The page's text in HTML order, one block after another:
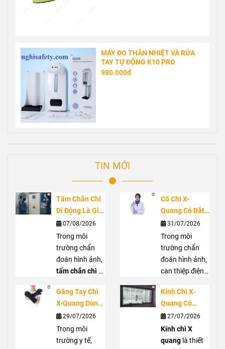
MÁY ĐO THÂN NHIỆT VÀ RỬA
TAY TỰ ĐỘNG K10 PRO
980.000đ
TIN MỚI
Tấm Chắn Chì
Di Động Là Gì?
Ứng Dụng
Trong Phòng
Chụp X-Quang
07/08/2026
Trong môi
trường chẩn
đoán hình ảnh,
tấm chắn chì di
pháp hỗ trợ che
chắn bức xạ
hiệu quả, góp
phần giảm
nguy cơ phơi
Cổ Chì X-
Quang Có Bắt
Buộc Không?
Vai Trò Bảo Vệ
Tuyến Giáp
Trước Bức Xạ
31/07/2026
Trong môi
trường chẩn
đoán hình ảnh,
can thiệp điện
phẫu thuật C-
arm, nhân viên
y tế có thể tiếp
xúc với bức xạ
tán xạ từ tia X.
Găng Tay Chì
X-Quang Dùng
Trong Trường
Hợp Nào?
Hướng Dẫn
29/07/2026
Trong môi
trường y tế,
Kính Chì X-
Quang Có
Thực Sự Cần
Thiết? Khi Nào
Nên Sử Dụng?
27/07/2026
Kính chì X
quanglà thiết